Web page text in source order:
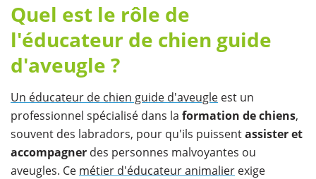
Quel est le rôle de
l'éducateur de chien guide
d'aveugle ?
Un éducateur de chien guide d'aveugle est un
professionnel spécialisé dans la formation de chiens,
souvent des labradors, pour qu'ils puissentassister et
accompagner des personnes malvoyantes ou
aveugles. Ce métier d'éducateur animalier exige